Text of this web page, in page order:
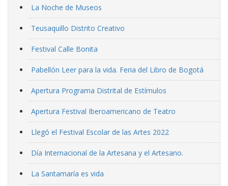
La Noche de Museos
Teusaquillo Distrito Creativo
Festival Calle Bonita
Pabellón Leer para la vida. Feria del Libro de Bogotá
Apertura Programa Distrital de Estímulos
Apertura Festival Iberoamericano de Teatro
Llegó el Festival Escolar de las Artes 2022
Día Internacional de la Artesana y el Artesano.
La Santamaría es vida